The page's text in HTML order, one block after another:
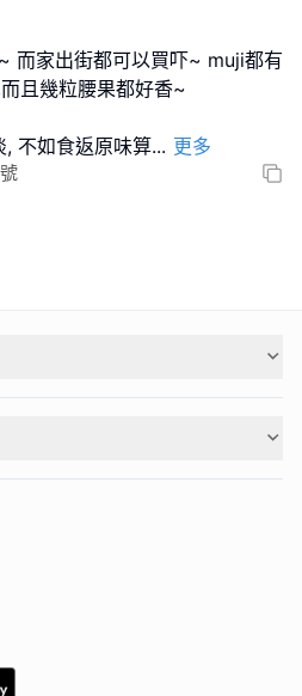
而家出街都可以買吓~ muji都有
且幾粒腰果都好香~
不如食返原味算... 更多